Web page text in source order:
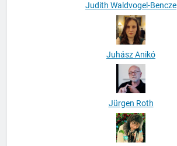
Judith Waldvogel-Bencze
Juhász Anikó
Jürgen Roth